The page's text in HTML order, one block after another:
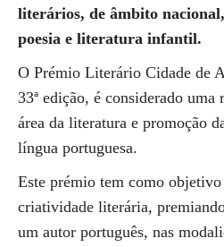
literários, de âmbito
poesia e literatura infantil.
O Prémio Literário Cidade de
33ª edição, é considerado uma
área da literatura e promoção
língua portuguesa.
Este prémio tem como
criatividade literária,
um autor português, nas